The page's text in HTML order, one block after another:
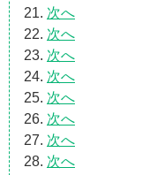
次へ
次へ
次へ
次へ
次へ
次へ
次へ
次へ